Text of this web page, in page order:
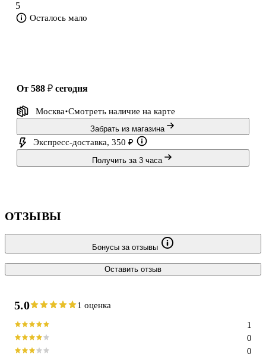
5
Осталось мало
от 588 ₽ сегодня
Москва Смотреть наличие на карте
Забрать из магазина
Экспресс-доставка, 350 ₽
Получить за 3 часа
ОТЗЫВЫ
Бонусы за отзывы
Оставить отзыв
5.0 1 оценка
0
0
1